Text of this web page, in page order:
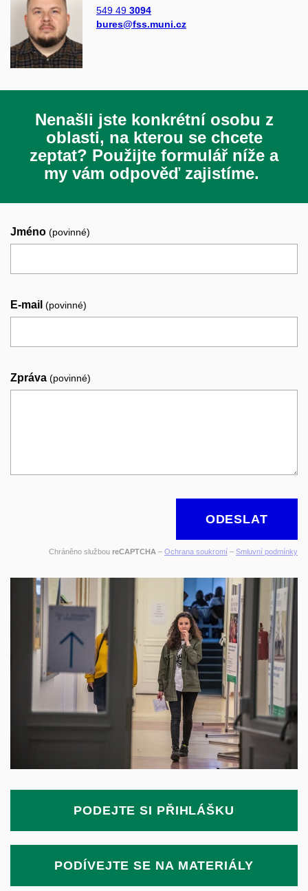
549 49 3094
bures@fss.muni.cz
Nenašli jste konkrétní osobu z
oblasti, na kterou se chcete
zeptat? Použijte formulář níže a
my vám odpověď zajistíme.
Jméno (povinné)
E-mail (povinné)
Zpráva (povinné)
ODESLAT
Chráněno službou reCAPTCHA – Ochrana soukromí – Smluvní podmínky
PODEJTE SI PŘIHLÁŠKU
PODÍVEJTE SE NA MATERIÁLY